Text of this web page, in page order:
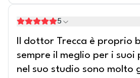
5
Il dottor Trecca è proprio
sempre il meglio per i suoi
nel suo studio sono molto